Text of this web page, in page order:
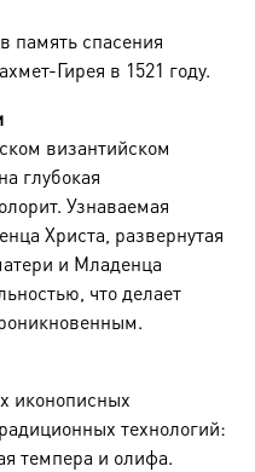
память спасения
Гирея в 1521 году.
византийском
глубокая
Узнаваемая
Христа, развернутая
и Младенца
что делает
иконописных
технологий:
темпера и олифа.